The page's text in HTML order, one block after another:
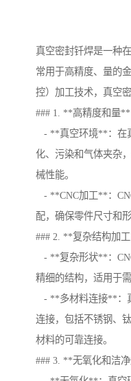
真空密封钎焊是一种
常用于高精度、量的
控）加工技术，真空
### 1. **高精度和量**
- **真空环境**：在
化、污染和气体夹杂
械性能。
- **CNC加工**：
配，确保零件尺寸和
### 2. **复杂结构加
- **复杂形状**：
精细的结构，适用于
- **多材料连接**：
连接，包括不锈钢、
材料的可靠连接。
### 3. **无氧化和洁